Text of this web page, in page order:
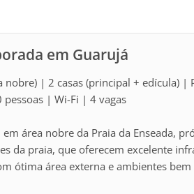
em Guarujá
nobre) | 2 casas (principal + edícula) |
| Wi-Fi | 4 vagas
área nobre da Praia da Enseada,
da praia, que oferecem excelente
ótima área externa e ambientes bem